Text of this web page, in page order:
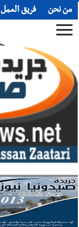
من نحن فريق العمل